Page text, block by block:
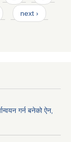
next ›
गर्न बनेको ऐन‚